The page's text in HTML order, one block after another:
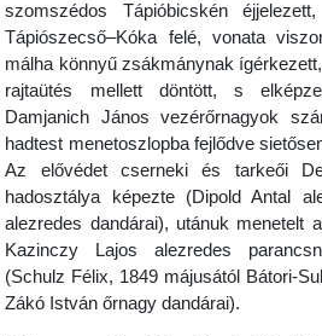
szomszédos Tápióbicskén
Tápiószecső–Kóka felé, vonata
málha könnyű zsákmánynak
rajtaütés mellett döntött, s
Damjanich János vezérőrnagyok
hadtest menetoszlopba fejlődve
Az elővédet cserneki és tarkeői
hadosztálya képezte (Dipold Antal
alezredes dandárai), utánuk menetelt
Kazinczy Lajos alezredes
(Schulz Félix, 1849 májusától Bátori-
Zákó István őrnagy dandárai).